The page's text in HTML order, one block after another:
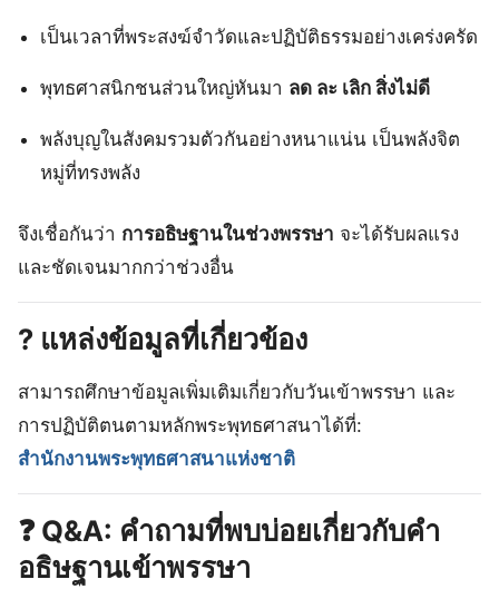
เป็นเวลาที่พระสงฆ์จำวัดและปฏิบัติธรรมอย่างเคร่งครัด
พุทธศาสนิกชนส่วนใหญ่หันมา ลด ละ เลิก สิ่งไม่ดี
พลังบุญในสังคมรวมตัวกันอย่างหนาแน่น เป็นพลังจิต
หมู่ที่ทรงพลัง
จึงเชื่อกันว่า การอธิษฐานในช่วงพรรษา จะได้รับผลแรง
และชัดเจนมากกว่าช่วงอื่น
? แหล่งข้อมูลที่เกี่ยวข้อง
สามารถศึกษาข้อมูลเพิ่มเติมเกี่ยวกับวันเข้าพรรษา และ
การปฏิบัติตนตามหลักพระพุทธศาสนาได้ที่:
สำนักงานพระพุทธศาสนาแห่งชาติ
❓ Q&A: คำถามที่พบบ่อยเกี่ยวกับคำ
อธิษฐานเข้าพรรษา